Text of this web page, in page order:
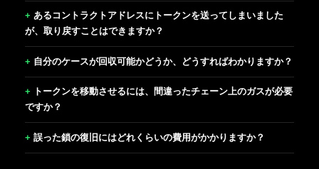
あるコントラクトアドレスにトークンを送ってしまいました
が、取り戻すことはできますか？
自分のケースが回収可能かどうか、どうすればわかりますか？
トークンを移動させるには、間違ったチェーン上のガスが必要
ですか？
誤った鎖の復旧にはどれくらいの費用がかかりますか？